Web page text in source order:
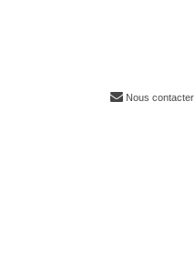
Nous contacter